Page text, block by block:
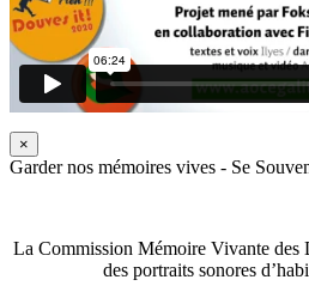
×
Garder nos mémoires vives - Se
La Commission Mémoire Vivante des
des portraits sonores